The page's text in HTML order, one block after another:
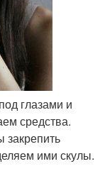
глазами и
средства.
ими скулы.